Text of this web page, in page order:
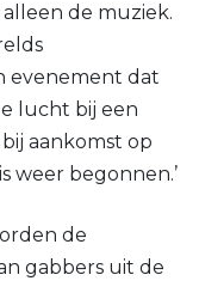
de muziek.
evenement dat
lucht bij een
aankomst op
weer begonnen.’
de
gabbers uit de